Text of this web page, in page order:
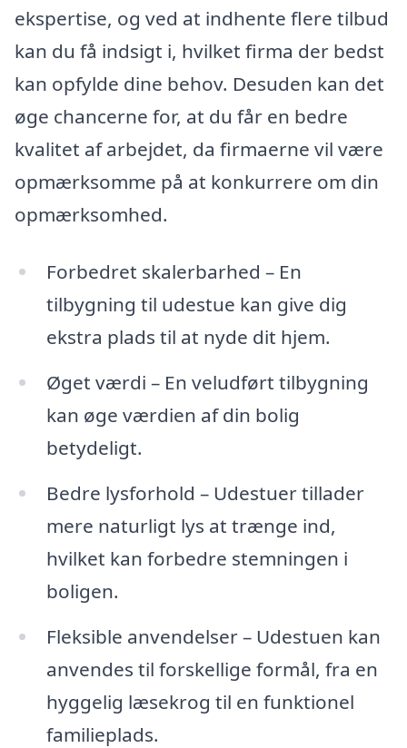
ekspertise, og ved at indhente flere tilbud
kan du få indsigt i, hvilket firma der bedst
kan opfylde dine behov. Desuden kan det
øge chancerne for, at du får en bedre
kvalitet af arbejdet, da firmaerne vil være
opmærksomme på at konkurrere om din
opmærksomhed.
Forbedret skalerbarhed – En
tilbygning til udestue kan give dig
ekstra plads til at nyde dit hjem.
Øget værdi – En veludført tilbygning
kan øge værdien af din bolig
betydeligt.
Bedre lysforhold – Udestuer tillader
mere naturligt lys at trænge ind,
hvilket kan forbedre stemningen i
boligen.
Fleksible anvendelser – Udestuen kan
anvendes til forskellige formål, fra en
hyggelig læsekrog til en funktionel
familieplads.